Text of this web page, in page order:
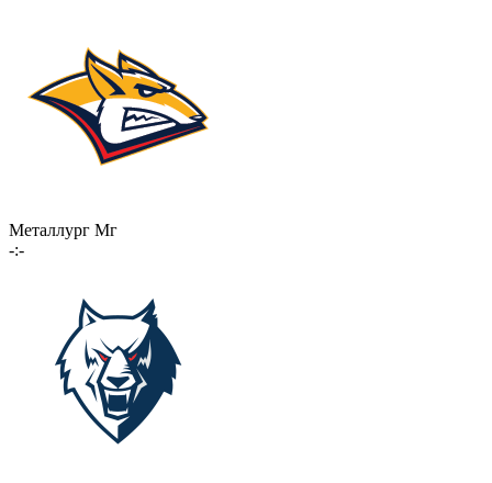
Металлург Мг
-:-